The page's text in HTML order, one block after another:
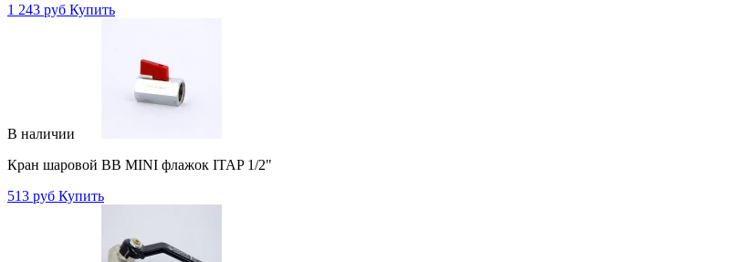
1 243 руб Купить
В наличии
Кран шаровой ВВ MINI флажок ITAP 1/2"
513 руб Купить